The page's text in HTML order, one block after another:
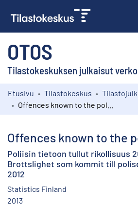
OTOS
Tilastokeskuksen julkaisut
Kokoelmat
Etusivu Tilastokeskus
Offences known to the
Poliisin tietoon tullut rikollisuus
Brottslighet som kommit till
2012
Statistics Finland
2013